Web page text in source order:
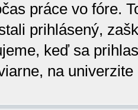
práce vo fóre.
prihlásený,
keď sa
na univerzite